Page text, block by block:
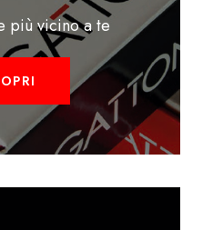
più vicino a te